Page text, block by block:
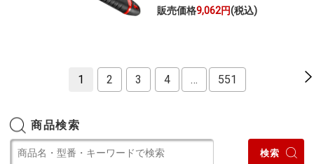
販売価格9,062円(税込)
1 2 3 4 … 551
商品検索